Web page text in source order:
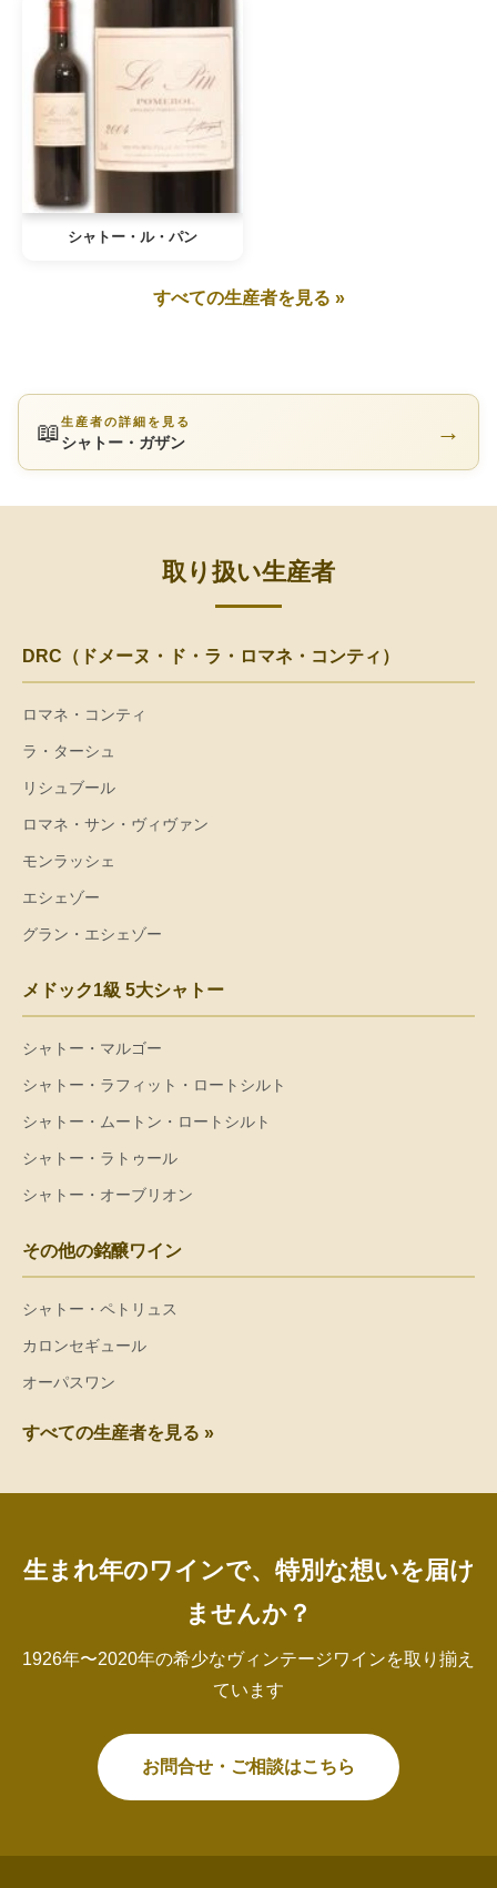
シャトー・ル・パン
すべての生産者を見る »
📖生産者の詳細を見る
シャトー・ガザン →
取り扱い生産者
DRC（ドメーヌ・ド・ラ・ロマネ・コンティ）
ロマネ・コンティ
ラ・ターシュ
リシュブール
ロマネ・サン・ヴィヴァン
モンラッシェ
エシェゾー
グラン・エシェゾー
メドック1級 5大シャトー
シャトー・マルゴー
シャトー・ラフィット・ロートシルト
シャトー・ムートン・ロートシルト
シャトー・ラトゥール
シャトー・オーブリオン
その他の銘醸ワイン
シャトー・ペトリュス
カロンセギュール
オーパスワン
すべての生産者を見る »
生まれ年のワインで、特別な想いを届け
ませんか？
1926年〜2020年の希少なヴィンテージワインを取り揃え
ています
お問合せ・ご相談はこちら